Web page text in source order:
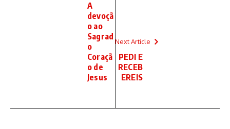
A
devoçã
o ao
Sagrad
o
Coraçã
o de
Jesus
Next Article
PEDI E
RECEB
EREIS